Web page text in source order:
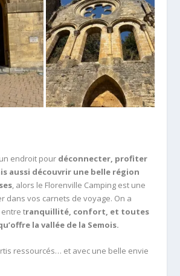
endroit pour déconnecter, profiter
aussi découvrir une belle région
, alors le Florenville Camping est une
dans vos carnets de voyage. On a
tranquillité, confort, et toutes
la vallée de la Semois.
ressourcés… et avec une belle envie